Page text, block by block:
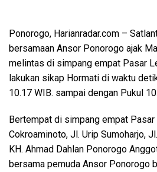
Ponorogo, Harianradar.com –
bersamaan Ansor Ponorogo ajak
melintas di simpang empat Pasar
lakukan sikap Hormati di waktu
10.17 WIB. sampai dengan Pukul
Bertempat di simpang empat
Cokroaminoto, Jl. Urip Sumoharjo,
KH. Ahmad Dahlan Ponorogo
bersama pemuda Ansor Ponorogo